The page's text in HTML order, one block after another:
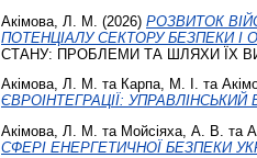
Акімова, Л. М. (2026) РОЗВИТОК
ПОТЕНЦІАЛУ СЕКТОРУ БЕЗПЕКИ І
СТАНУ: ПРОБЛЕМИ ТА ШЛЯХИ ЇХ
Акімова, Л. М. та Карпа, М. І. та
ЄВРОІНТЕГРАЦІЇ: УПРАВЛІНСЬКИЙ
Акімова, Л. М. та Мойсіяха, А. В. та
СФЕРІ ЕНЕРГЕТИЧНОЇ БЕЗПЕКИ